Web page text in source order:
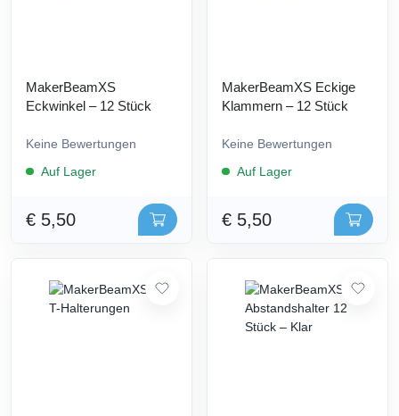
MakerBeamXS
Eckwinkel – 12 Stück
Keine Bewertungen
Auf Lager
€ 5,50
MakerBeamXS Eckige
Klammern – 12 Stück
Keine Bewertungen
Auf Lager
€ 5,50